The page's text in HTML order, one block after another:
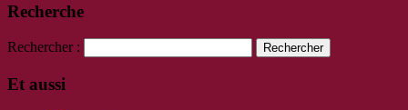
Recherche
Rechercher :
Et aussi